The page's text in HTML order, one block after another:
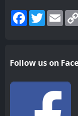
Facebook
Twitter Email
Follow us on